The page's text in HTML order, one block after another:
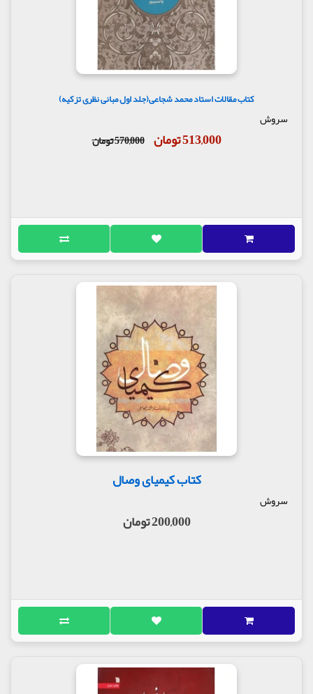
کتاب مقالات استاد محمد شجاعی(جلد اول مبانی نظری تزکیه)
سروش
513,000 تومان 570,000 تومان
کتاب کیمیای وصال
سروش
200,000 تومان